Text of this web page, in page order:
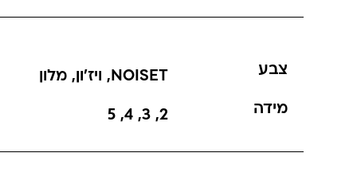
צבע NOISET
, ויז'ון ,מלון
מידה 2
,
3
,
4
,
5